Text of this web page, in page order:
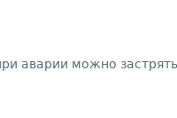
аварии можно